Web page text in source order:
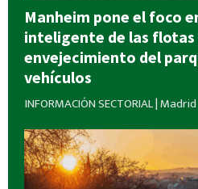
Manheim pone el foco
inteligente de las
envejecimiento del
vehículos
INFORMACIÓN SECTORIAL|Madrid